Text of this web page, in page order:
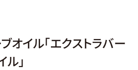
オイル「エクストラバー
」